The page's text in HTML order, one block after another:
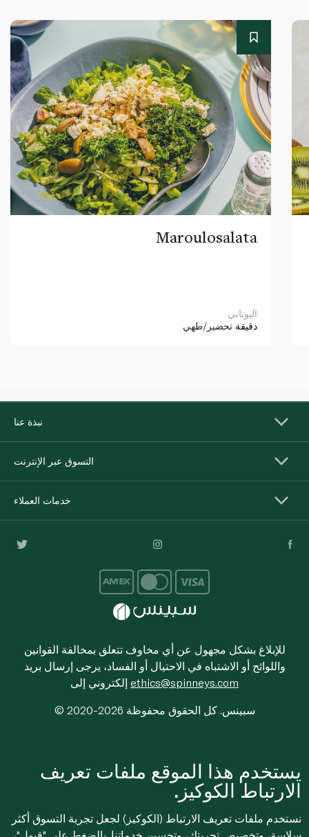
Maroulosalata
اليوناني
دقيقة تحضير/طهي
نبذة عنا
التسوق عبر الإنترنت
خدمات العملاء
للإبلاغ بشكل مجهول عن أي مخاوف تتعلق بمخالفة القوانين
واللوائح أو الاشتباه في الاحتيال أو الفساد، يرجى إرسال بريد
ethics@spinneys.com
© 2020-2026 سبينس. كل الحقوق محفوظة
يستخدم هذا الموقع ملفات تعريف
الارتباط الكوكيز.
نستخدم ملفات تعريف الارتباط (الكوكيز) لجعل تجربة التسوق أكثر